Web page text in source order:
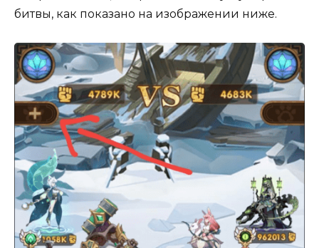
битвы, как показано на изображении ниже.